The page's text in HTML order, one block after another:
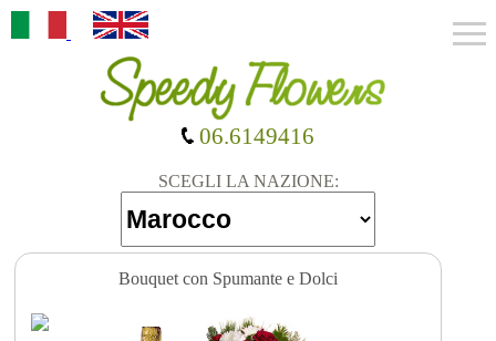
SCEGLI LA NAZIONE:
06.6149416
Bouquet con Spumante e Dolci